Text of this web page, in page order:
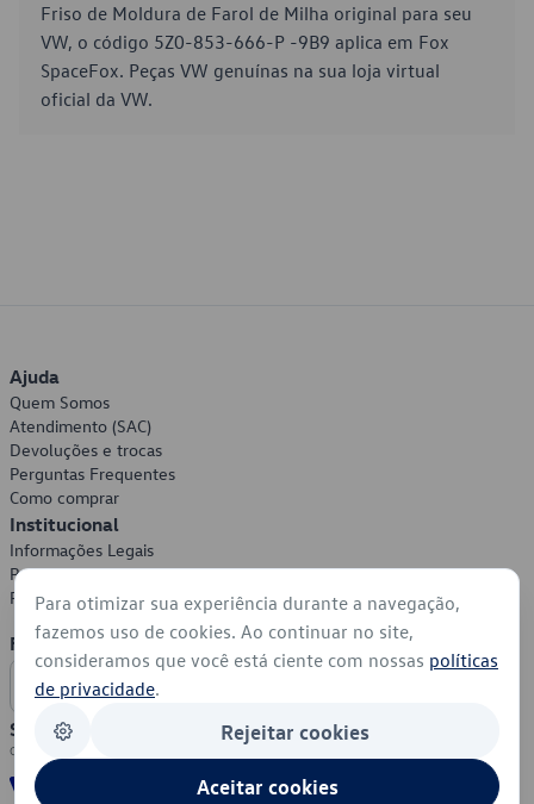
Friso de Moldura de Farol de Milha original para seu
VW, o código 5Z0-853-666-P -9B9 aplica em Fox
SpaceFox. Peças VW genuínas na sua loja virtual
oficial da VW.
Ajuda
Quem Somos
Atendimento (SAC)
Devoluções e trocas
Perguntas Frequentes
Como comprar
Institucional
Informações Legais
Política de Privacidade
Política de Cookies
Formas de Pagamento
Segurança
Para otimizar sua experiência durante a navegação,
fazemos uso de cookies. Ao continuar no site,
consideramos que você está ciente com nossas políticas
de privacidade.
Rejeitar cookies
Aceitar cookies